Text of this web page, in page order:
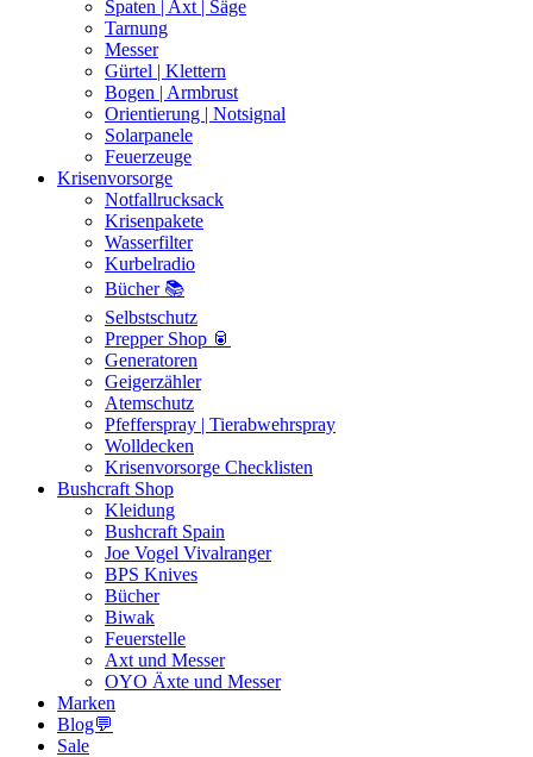
Spaten | Axt | Säge
Tarnung
Messer
Gürtel | Klettern
Bogen | Armbrust
Orientierung | Notsignal
Solarpanele
Feuerzeuge
Krisenvorsorge
Notfallrucksack
Krisenpakete
Wasserfilter
Kurbelradio
Bücher 📚
Selbstschutz
Prepper Shop 🥫
Generatoren
Geigerzähler
Atemschutz
Pfefferspray | Tierabwehrspray
Wolldecken
Krisenvorsorge Checklisten
Bushcraft Shop
Kleidung
Bushcraft Spain
Joe Vogel Vivalranger
BPS Knives
Bücher
Biwak
Feuerstelle
Axt und Messer
OYO Äxte und Messer
Marken
Blog💬
Sale